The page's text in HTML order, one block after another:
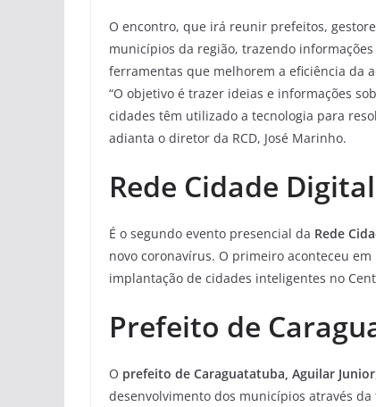
O encontro, que irá reunir prefeitos,
municípios da região, trazendo
ferramentas que melhorem a eficiência da
“O objetivo é trazer ideias e informações
cidades têm utilizado a tecnologia para
adianta o diretor da RCD, José Marinho.
Rede Cidade Digital
É o segundo evento presencial da Rede
novo coronavírus. O primeiro aconteceu
implantação de cidades inteligentes no
Prefeito de
O prefeito de Caraguatatuba, Aguilar Junior
desenvolvimento dos municípios através